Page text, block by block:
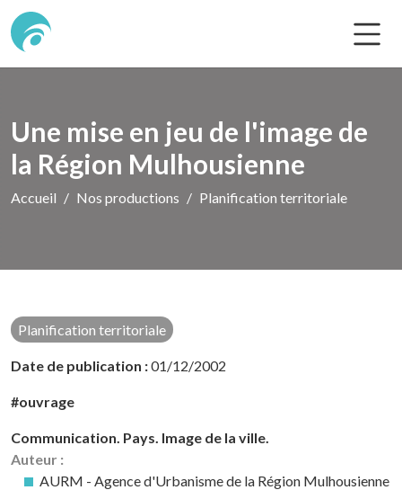
Une mise en jeu de l'image de
la Région Mulhousienne
Accueil Nos productions Planification territoriale
Planification territoriale
Date de publication :01/12/2002
#ouvrage
Communication. Pays. Image de la ville.
Auteur :
AURM - Agence d'Urbanisme de la Région Mulhousienne